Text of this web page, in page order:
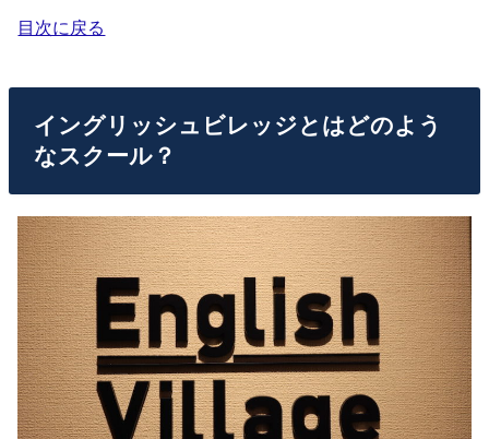
目次に戻る
イングリッシュビレッジとはどのよう
なスクール？